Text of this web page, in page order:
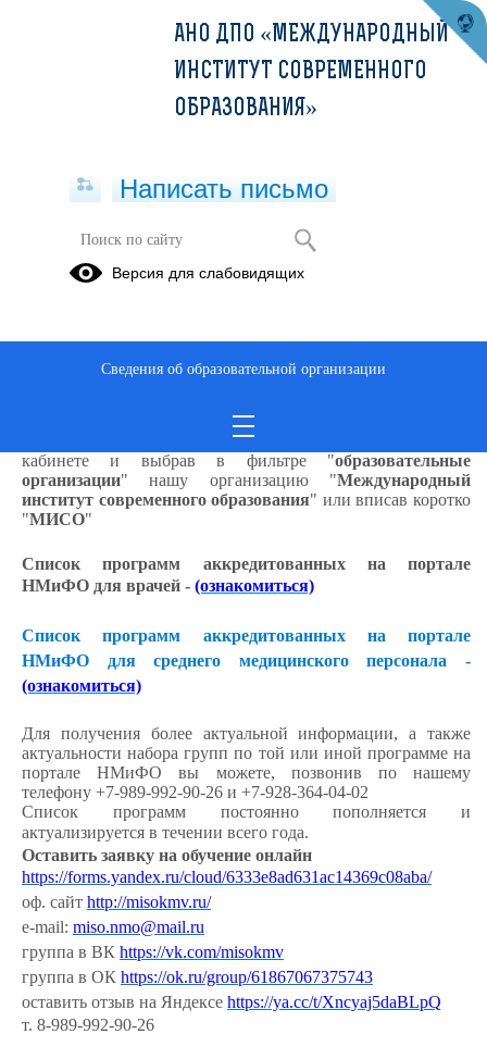
Аппаратная косметология (36ч)
Найти и зачислиться на данную программу можно на
авторизовавшись в личном
кабинете и выбрав в фильтре "образовательные
организации" нашу организацию "Международный
институт современного образования" или вписав коротко
"МИСО"
Список программ аккредитованных на портале
НМиФО для врачей - (ознакомиться)
Список программ аккредитованных на портале
НМиФО для среднего медицинского персонала -
(ознакомиться)
Для получения более актуальной информации, а также
актуальности набора групп по той или иной программе на
портале НМиФО вы можете, позвонив по нашему
телефону +7-989-992-90-26 и +7-928-364-04-02
Список программ постоянно пополняется и
актуализируется в течении всего года.
Оставить заявку на обучение онлайн
https://forms.yandex.ru/cloud/6333e8ad631ac14369c08aba/
оф. сайт http://misokmv.ru/
e-mail: miso.nmo@mail.ru
группа в ВК https://vk.com/misokmv
группа в ОК https://ok.ru/group/61867067375743
оставить отзыв на Яндексе https://ya.cc/t/Xncyaj5daBLpQ
т. 8-989-992-90-26
АНО ДПО «МЕЖДУНАРОДНЫЙ
ИНСТИТУТ СОВРЕМЕННОГО
ОБРАЗОВАНИЯ»
Написать письмо
Версия для слабовидящих
Сведения об образовательной организации